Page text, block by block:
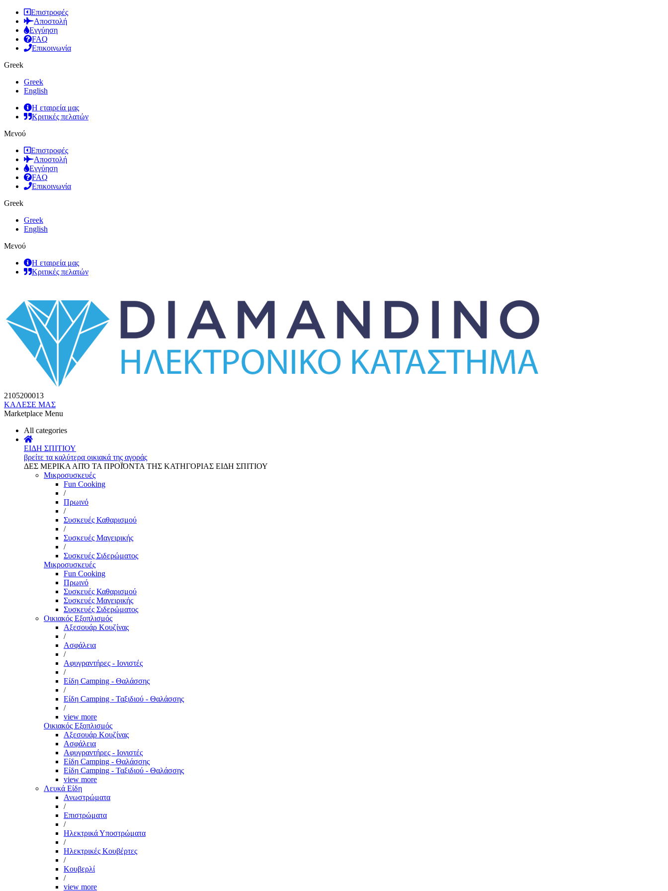
Επιστροφές
Αποστολή
Εγγύηση
FAQ
Επικοινωνία
Greek
Greek
English
Η εταιρεία μας
Κριτικές πελατών
Μενού
Επιστροφές
Αποστολή
Εγγύηση
FAQ
Επικοινωνία
Greek
Greek
English
Μενού
Η εταιρεία μας
Κριτικές πελατών
2105200013
ΚΑΛΕΣΕ ΜΑΣ
Marketplace Menu
All categories
ΕΙΔΗ ΣΠΙΤΙΟΥ
βρείτε τα καλύτερα οικιακά της αγοράς
ΔΕΣ ΜΕΡΙΚΑ ΑΠΌ ΤΑ ΠΡΟΪΌΝΤΑ ΤΗΣ ΚΑΤΗΓΟΡΙΑΣ ΕΙΔΗ ΣΠΙΤΙΟΥ
Μικροσυσκευές
Fun Cooking
/
Πρωινό
/
Συσκευές Καθαρισμού
/
Συσκευές Μαγειρικής
/
Συσκευές Σιδερώματος
Μικροσυσκευές
Fun Cooking
Πρωινό
Συσκευές Καθαρισμού
Συσκευές Μαγειρικής
Συσκευές Σιδερώματος
Οικιακός Εξοπλισμός
Αξεσουάρ Κουζίνας
/
Ασφάλεια
/
Αφυγραντήρες - Ιονιστές
/
Είδη Camping - Θαλάσσης
/
Είδη Camping - Ταξιδιού - Θαλάσσης
/
view more
Οικιακός Εξοπλισμός
Αξεσουάρ Κουζίνας
Ασφάλεια
Αφυγραντήρες - Ιονιστές
Είδη Camping - Θαλάσσης
Είδη Camping - Ταξιδιού - Θαλάσσης
view more
Λευκά Είδη
Ανωστρώματα
/
Επιστρώματα
/
Ηλεκτρικά Υποστρώματα
/
Ηλεκτρικές Κουβέρτες
/
Κουβερλί
/
view more